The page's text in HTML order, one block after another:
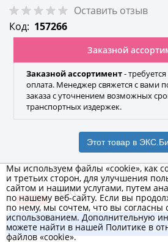
Оставить отзыв
Код: 157266
Заказной
Заказной ассортимент-
оплата. Менеджер свяжется с вами
заказа с уточнением возможных
транспортных издержек.
Этот товар в
DKC
Бренд
В корзину
270 ₽ за 2 шт.
Мы используем файлы «cookie», как
и третьих сторон, для улучшения
сайтом и нашими услугами, путем
по нашему веб-сайту. Если вы
по нему, мы сочтем, что вы согласны
использованием. Дополнительную
можете найти в нашей Политике в
файлов «cookie».